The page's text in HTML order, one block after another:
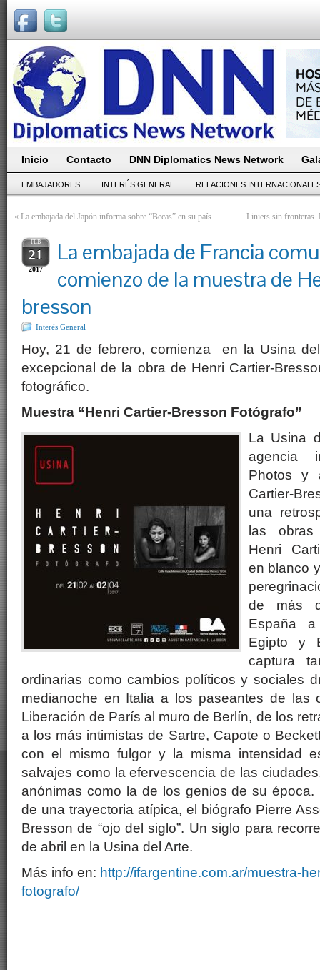
Inicio Contacto DNN Diplomatics News Network
EMBAJADORES INTERÉS GENERAL RELACIONES
« La embajada del Japón informa sobre “Becas” en su país Liniers sin fronteras.
FEB
21
2017
La embajada de Francia
comienzo de la muestra de
bresson
Interés General
Hoy, 21 de febrero, comienza en la Usina
excepcional de la obra de Henri Cartier-
fotográfico.
Muestra “Henri Cartier-Bresson Fotógrafo”
La Usina
agencia
Photos y
Cartier-
una
las
Henri
en blanco
de más
España
Egipto y
captura
ordinarias como cambios políticos y sociales
medianoche en Italia a los paseantes de las
Liberación de París al muro de Berlín, de los
a los más intimistas de Sartre, Capote o
con el mismo fulgor y la misma intensidad
salvajes como la efervescencia de las
anónimas como la de los genios de su época.
de una trayectoria atípica, el biógrafo Pierre
Bresson de “ojo del siglo”. Un siglo para
de abril en la Usina del Arte.
Más info en: http://ifargentine.com.ar/muestra-
fotografo/